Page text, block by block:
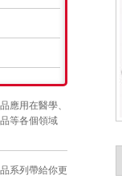
應用在醫學、
等各個領域
系列帶給你更